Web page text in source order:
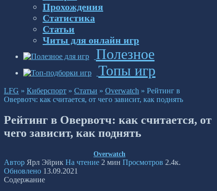
Прохождения
Статистика
Статьи
Читы для онлайн игр
Полезное
Топы игр
LFG » Киберспорт » Статьи » Overwatch » Рейтинг в
Овервотч: как считается, от чего зависит, как поднять
Рейтинг в Овервотч: как считается, от
чего зависит, как поднять
Overwatch
Автор Ярл Эйрик На чтение 2 мин Просмотров 2.4к.
Обновлено 13.09.2021
Содержание